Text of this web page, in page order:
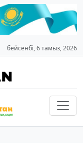
бейсенбі, 6 тамыз, 2026